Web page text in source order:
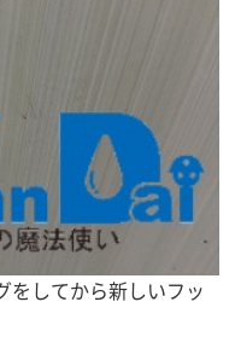
をしてから新しいフッ